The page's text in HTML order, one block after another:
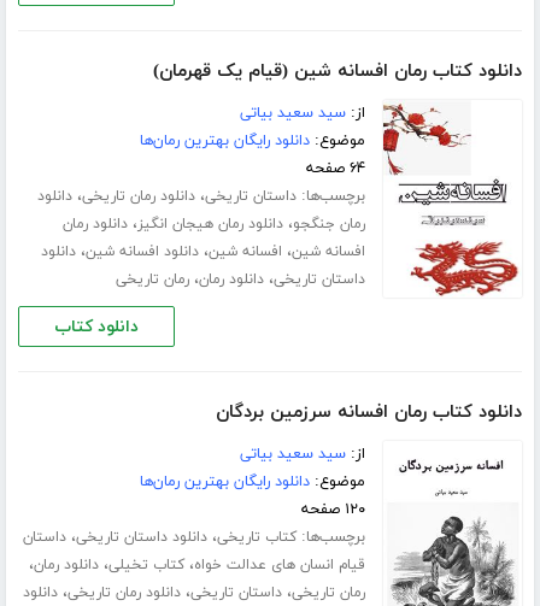
دانلود کتاب رمان افسانه شین (قیام یک قهرمان)
از:سید سعید بیاتی
موضوع:دانلود رایگان بهترین رمان‌ها
۶۴ صفحه
برچسب‌ها:داستان تاریخی،دانلود رمان تاریخی،دانلود
رمان جنگجو،دانلود رمان هیجان انگیز،دانلود رمان
افسانه شین، افسانه شین،دانلود افسانه شین،دانلود
داستان تاریخی،دانلود رمان،رمان تاریخی
دانلود کتاب
دانلود کتاب رمان افسانه سرزمین بردگان
از:سید سعید بیاتی
موضوع:دانلود رایگان بهترین رمان‌ها
۱۲۰ صفحه
برچسب‌ها:کتاب تاریخی،دانلود داستان تاریخی،داستان
قیام انسان های عدالت خواه،کتاب تخیلی،دانلود رمان،
رمان تاریخی،داستان تاریخی،دانلود رمان تاریخی،دانلود